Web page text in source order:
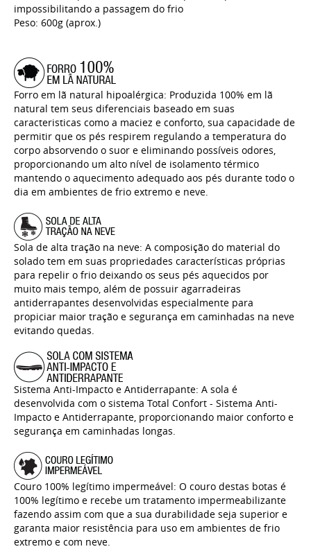
impossibilitando a passagem do frio
Peso: 600g (aprox.)
Forro em lã natural hipoalérgica: Produzida 100% em lã
natural tem seus diferenciais baseado em suas
caracteristicas como a maciez e conforto, sua capacidade de
permitir que os pés respirem regulando a temperatura do
corpo absorvendo o suor e eliminando possíveis odores,
proporcionando um alto nível de isolamento térmico
mantendo o aquecimento adequado aos pés durante todo o
dia em ambientes de frio extremo e neve.
Sola de alta tração na neve: A composição do material do
solado tem em suas propriedades características próprias
para repelir o frio deixando os seus pés aquecidos por
muito mais tempo, além de possuir agarradeiras
antiderrapantes desenvolvidas especialmente para
propiciar maior tração e segurança em caminhadas na neve
evitando quedas.
Sistema Anti-Impacto e Antiderrapante: A sola é
desenvolvida com o sistema Total Confort - Sistema Anti-
Impacto e Antiderrapante, proporcionando maior conforto e
segurança em caminhadas longas.
Couro 100% legítimo impermeável: O couro destas botas é
100% legítimo e recebe um tratamento impermeabilizante
fazendo assim com que a sua durabilidade seja superior e
garanta maior resistência para uso em ambientes de frio
extremo e com neve.